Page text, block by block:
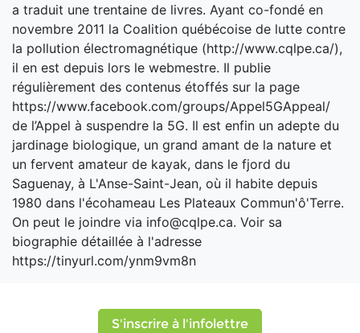
a traduit une trentaine de livres. Ayant co-fondé en
novembre 2011 la Coalition québécoise de lutte contre
la pollution électromagnétique (http://www.cqlpe.ca/),
il en est depuis lors le webmestre. Il publie
régulièrement des contenus étoffés sur la page
https://www.facebook.com/groups/Appel5GAppeal/
de l’Appel à suspendre la 5G. Il est enfin un adepte du
jardinage biologique, un grand amant de la nature et
un fervent amateur de kayak, dans le fjord du
Saguenay, à L'Anse-Saint-Jean, où il habite depuis
1980 dans l'écohameau Les Plateaux Commun'ô'Terre.
On peut le joindre via info@cqlpe.ca. Voir sa
biographie détaillée à l'adresse
https://tinyurl.com/ynm9vm8n
S'inscrire à l'infolettre